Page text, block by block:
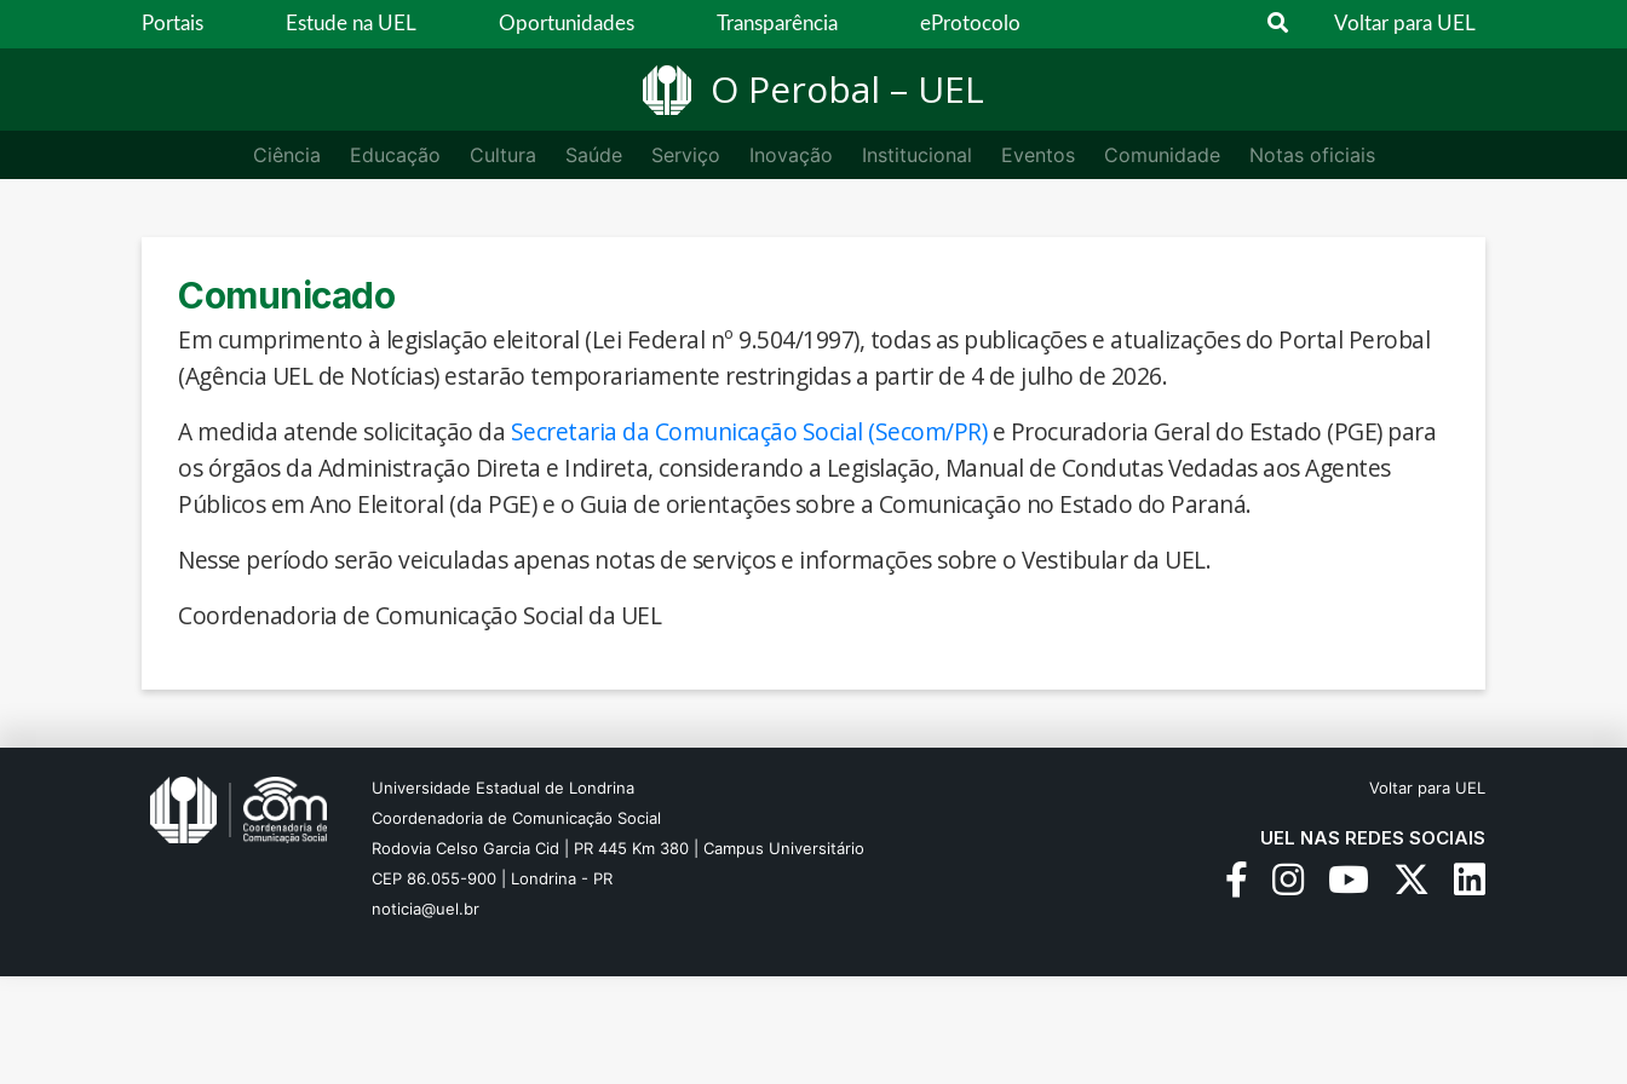
Portais Estude na UEL Oportunidades Transparência eProtocolo Voltar para UEL
O Perobal – UEL
Ciência Educação Cultura Saúde Serviço Inovação Institucional Eventos Comunidade Notas oficiais
Comunicado
Em cumprimento à legislação eleitoral (Lei Federal nº 9.504/1997), todas as publicações e atualizações do Portal Perobal
(Agência UEL de Notícias) estarão temporariamente restringidas a partir de 4 de julho de 2026.
A medida atende solicitação da Secretaria da Comunicação Social (Secom/PR)e Procuradoria Geral do Estado (PGE) para
os órgãos da Administração Direta e Indireta, considerando a Legislação, Manual de Condutas Vedadas aos Agentes
Públicos em Ano Eleitoral (da PGE) e o Guia de orientações sobre a Comunicação no Estado do Paraná.
Nesse período serão veiculadas apenas notas de serviços e informações sobre o Vestibular da UEL.
Coordenadoria de Comunicação Social da UEL
Universidade Estadual de Londrina
Coordenadoria de Comunicação Social
Rodovia Celso Garcia Cid | PR 445 Km 380 | Campus Universitário
CEP 86.055-900 | Londrina - PR
noticia@uel.br
Voltar para UEL
UEL NAS REDES SOCIAIS